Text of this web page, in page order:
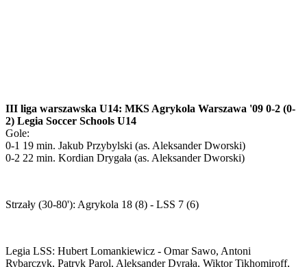
III liga warszawska U14: MKS Agrykola Warszawa '09 0-2 (0-
2) Legia Soccer Schools U14
Gole:
0-1 19 min. Jakub Przybylski (as. Aleksander Dworski)
0-2 22 min. Kordian Drygała (as. Aleksander Dworski)
Strzały (30-80'): Agrykola 18 (8) - LSS 7 (6)
Legia LSS: Hubert Lomankiewicz - Omar Sawo, Antoni
Rybarczyk, Patryk Parol, Aleksander Dyrała, Wiktor Tikhomiroff,